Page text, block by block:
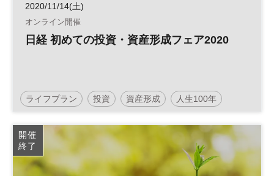
2020/11/14(土)
オンライン開催
日経 初めての投資・資産形成フェア2020
ライフプラン 投資 資産形成 人生100年
マネープラン
人生100年時代
開催
終了